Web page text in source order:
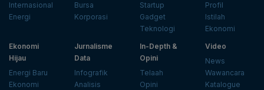
Internasional
Energi
Bursa
Korporasi
Startup
Gadget
Teknologi
Profil
Istilah
Ekonomi
Ekonomi
Hijau
Energi Baru
Ekonomi
Jurnalisme
Data
Infografik
Analisis
In-Depth &
Opini
Telaah
Opini
Video
News
Wawancara
Katalogue